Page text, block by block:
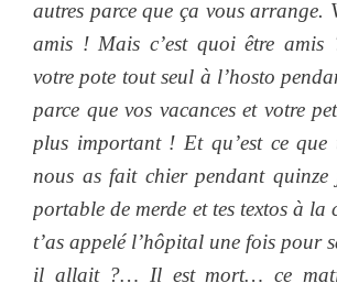
autres parce que ça vous arrange.
amis ! Mais c’est quoi être amis
votre pote tout seul à l’hosto
parce que vos vacances et votre
plus important ! Et qu’est ce
nous as fait chier pendant quinze
portable de merde et tes textos à la
t’as appelé l’hôpital une fois pour
il allait ?… Il est mort… ce